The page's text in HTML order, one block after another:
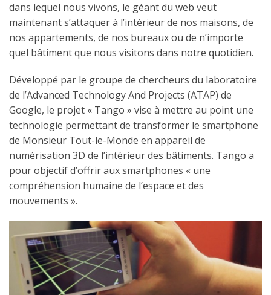
dans lequel nous vivons, le géant du web veut
maintenant s’attaquer à l’intérieur de nos maisons, de
nos appartements, de nos bureaux ou de n’importe
quel bâtiment que nous visitons dans notre quotidien.
Développé par le groupe de chercheurs du laboratoire
de l’Advanced Technology And Projects (ATAP) de
Google, le projet « Tango » vise à mettre au point une
technologie permettant de transformer le smartphone
de Monsieur Tout-le-Monde en appareil de
numérisation 3D de l’intérieur des bâtiments. Tango a
pour objectif d’offrir aux smartphones « une
compréhension humaine de l’espace et des
mouvements ».